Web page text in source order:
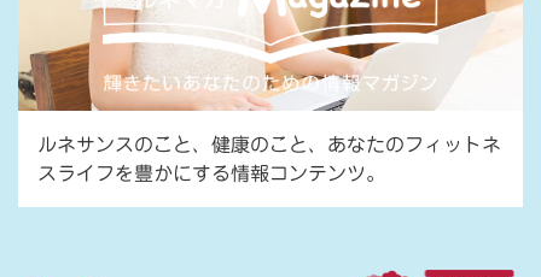
ルネサンスのこと、健康のこと、あなたのフィットネ
スライフを豊かにする情報コンテンツ。